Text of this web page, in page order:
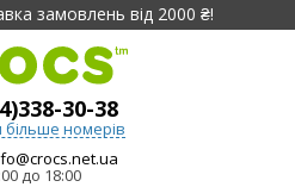
замовлень від 2000 ₴!
30-38
номерів
до 18:00